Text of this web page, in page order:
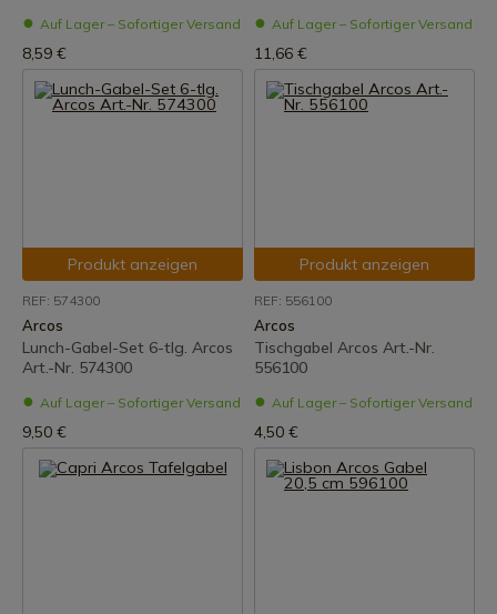
Auf Lager – Sofortiger Versand
8,59 €
Auf Lager – Sofortiger Versand
11,66 €
Produkt anzeigen
REF: 574300
Arcos
Lunch-Gabel-Set 6-tlg. Arcos
Art.-Nr. 574300
Auf Lager – Sofortiger Versand
9,50 €
Produkt anzeigen
REF: 556100
Arcos
Tischgabel Arcos Art.-Nr.
556100
Auf Lager – Sofortiger Versand
4,50 €